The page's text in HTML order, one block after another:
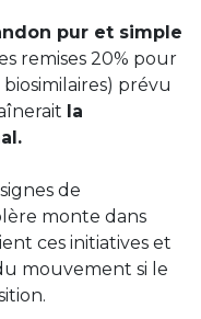
pur et simple
remises 20% pour
prévu
la
de
monte dans
ces initiatives et
mouvement si le